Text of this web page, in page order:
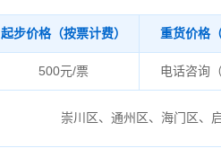
起步价格（按票计费） 重货价格
500元/票 电话咨询
崇川区、通州区、海门区、